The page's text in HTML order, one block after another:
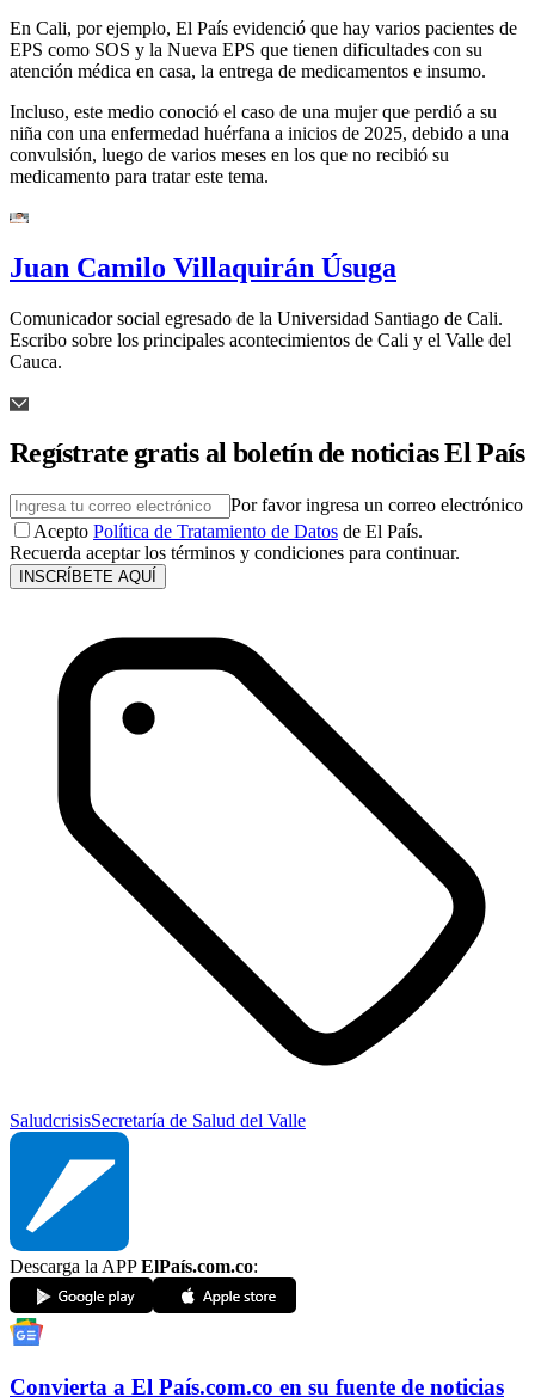
En Cali, por ejemplo, El País evidenció que hay varios pacientes de
EPS como SOS y la Nueva EPS que tienen dificultades con su
atención médica en casa, la entrega de medicamentos e insumo.
Incluso, este medio conoció el caso de una mujer que perdió a su
niña con una enfermedad huérfana a inicios de 2025, debido a una
convulsión, luego de varios meses en los que no recibió su
medicamento para tratar este tema.
Juan Camilo Villaquirán Úsuga
Comunicador social egresado de la Universidad Santiago de Cali.
Escribo sobre los principales acontecimientos de Cali y el Valle del
Cauca.
Regístrate gratis al boletín de noticias El País
Por favor ingresa un correo electrónico
Acepto Política de Tratamiento de Datos de El País.
Recuerda aceptar los términos y condiciones para continuar.
INSCRÍBETE AQUÍ
SaludcrisisSecretaría de Salud del Valle
Descarga la APPElPaís.com.co:
Convierta a El País.com.co en su fuente de noticias